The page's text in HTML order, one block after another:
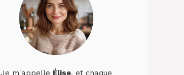
Je m'appelle Élise, et chaque